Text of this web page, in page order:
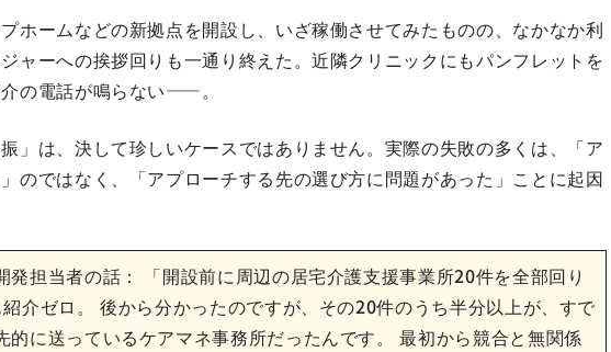
ホームなどの新拠点を開設し、いざ稼働させてみたものの、なかなか利
ャーへの挨拶回りも一通り終えた。近隣クリニックにもパンフレットを
の電話が鳴らない——。
」は、決して珍しいケースではありません。実際の失敗の多くは、「ア
のではなく、「アプローチする先の選び方に問題があった」ことに起因
発担当者の話： 「開設前に周辺の居宅介護支援事業所20件を全部回り
介ゼロ。 後から分かったのですが、その20件のうち半分以上が、すで
的に送っているケアマネ事務所だったんです。 最初から競合と無関係